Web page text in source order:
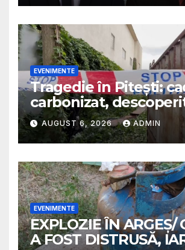
Predescu avertiza în
PSD va transforma
într-o sinecură de
EVENIMENTE
Tragedie în Pitești:
carbonizat,
casă abandonată
AUGUST 6, 2026 ADMIN
EVENIMENTE
EXPLOZIE ÎN ARGEȘ/
A FOST DISTRUSĂ,